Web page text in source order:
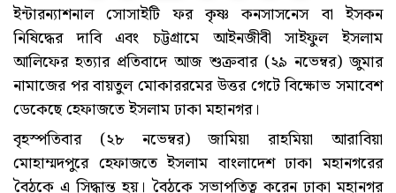
ইন্টারন্যাশনাল সোসাইটি ফর কৃষ্ণ কনসাসনেস বা ইসকন
নিষিদ্ধের দাবি এবং চট্টগ্রামে আইনজীবী সাইফুল ইসলাম
আলিফের হত্যার প্রতিবাদে আজ শুক্রবার (২৯ নভেম্বর) জুমার
নামাজের পর বায়তুল মোকাররমের উত্তর গেটে বিক্ষোভ সমাবেশ
ডেকেছে হেফাজতে ইসলাম ঢাকা মহানগর।
বৃহস্পতিবার (২৮ নভেম্বর) জামিয়া রাহমিয়া আরাবিয়া
মোহাম্মদপুরে হেফাজতে ইসলাম বাংলাদেশ ঢাকা মহানগরের
বৈঠকে এ সিদ্ধান্ত হয়। বৈঠকে সভাপতিত্ব করেন ঢাকা মহানগর